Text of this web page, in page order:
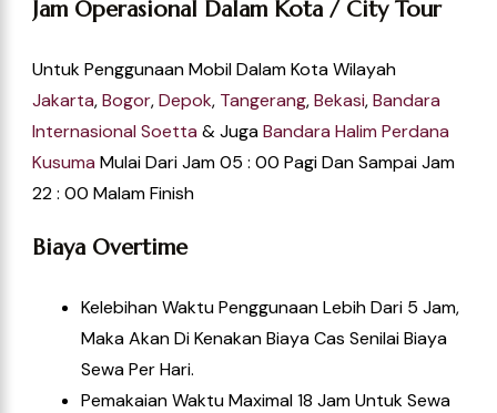
Jam Operasional Dalam Kota / City Tour
Untuk Penggunaan Mobil Dalam Kota Wilayah
Jakarta,Bogor,Depok, Tangerang,Bekasi,Bandara
Internasional Soetta & JugaBandara Halim Perdana
Kusuma Mulai Dari Jam 05 : 00 Pagi Dan Sampai Jam
22 : 00 Malam Finish
Biaya Overtime
Kelebihan Waktu Penggunaan Lebih Dari 5 Jam,
Maka Akan Di Kenakan Biaya Cas Senilai Biaya
Sewa Per Hari.
Pemakaian Waktu Maximal 18 Jam Untuk Sewa